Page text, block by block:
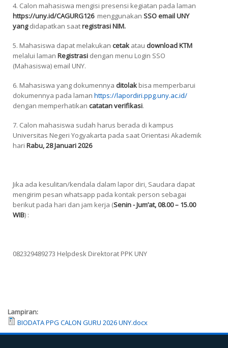
4. Calon mahasiswa mengisi presensi kegiatan pada laman
https://uny.id/CAGURG126 menggunakan SSO email UNY
yangdidapatkan saatregistrasi NIM.
5. Mahasiswa dapat melakukan cetak atau downloadKTM
melalui laman Registrasi dengan menu Login SSO
(Mahasiswa) email UNY.
6. Mahasiswa yang dokumennya ditolak bisa memperbarui
dokumennya pada laman https://lapordiri.ppg.uny.ac.id/
dengan memperhatikan catatan verifikasi.
7. Calon mahasiswa sudah harus berada di kampus
Universitas Negeri Yogyakarta pada saat Orientasi Akademik
hari Rabu, 28 Januari 2026
Jika ada kesulitan/kendala dalam lapor diri, Saudara dapat
mengirim pesan whatsapp pada kontak person sebagai
berikut pada hari dan jam kerja (Senin - Jum’at, 08.00 – 15.00
WIB) :
082329489273 Helpdesk Direktorat PPK UNY
Lampiran:
BIODATA PPG CALON GURU 2026 UNY.docx